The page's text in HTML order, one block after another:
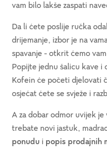
vam bilo lakše zaspati
Da li ćete poslije ručka
drijemanje, izbor je na
spavanje - otkrit ćemo
Popijte jednu šalicu kave i
Kofein će početi djelovati
osjećat ćete se svježe i
A za dobar odmor uvijek
trebate novi jastuk,
ponudu i popis prodajnih